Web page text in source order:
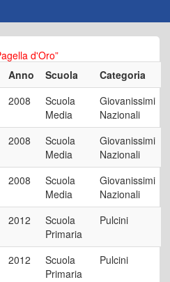
d'Oro”
Anno Scuola
Categoria
2008
Scuola
Media
Giovanissimi
Nazionali
2008
Scuola
Media
Giovanissimi
Nazionali
2008
Scuola
Media
Giovanissimi
Nazionali
2012
Scuola
Primaria
Pulcini
2012
Scuola
Primaria
Pulcini